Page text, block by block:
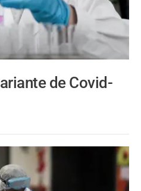
de Covid-